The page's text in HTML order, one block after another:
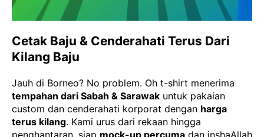
Cetak Baju & Cenderahati Terus Dari
Kilang Baju
Jauh di Borneo? No problem. Oh t-shirt menerima
tempahan dari Sabah & Sarawak untuk pakaian
custom dan cenderahati korporat dengan harga
terus kilang. Kami urus dari rekaan hingga
penghantaran, siap mock-up percuma dan inshaAllah